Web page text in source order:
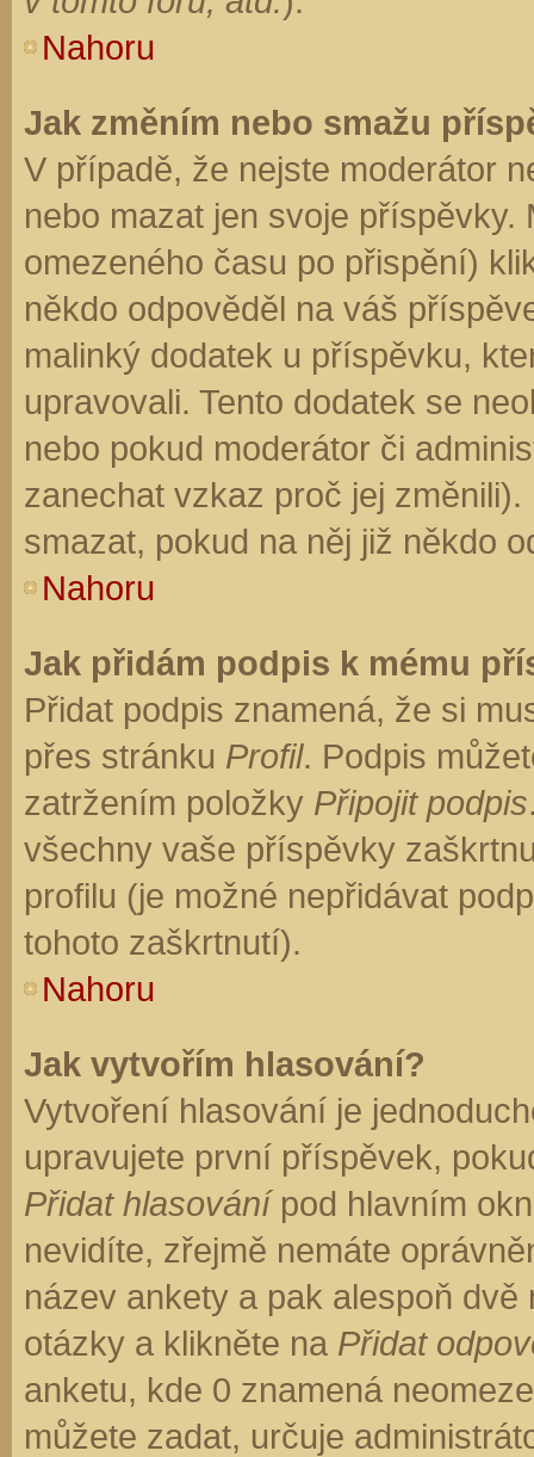
Nahoru
Jak změním nebo smažu
V případě, že nejste moderátor
nebo mazat jen svoje
omezeného času po přispění)
někdo odpověděl na váš
malinký dodatek u příspěvku,
upravovali. Tento dodatek se
nebo pokud moderátor či
zanechat vzkaz proč jej
smazat, pokud na něj již někdo
Nahoru
Jak přidám podpis k mému
Přidat podpis znamená, že si
přes stránku Profil. Podpis
zatržením položky Připojit podpis
všechny vaše příspěvky
profilu (je možné nepřidávat
tohoto zaškrtnutí).
Nahoru
Jak vytvořím hlasování?
Vytvoření hlasování je
upravujete první příspěvek,
Přidat hlasovánípod hlavním
nevidíte, zřejmě nemáte
název ankety a pak alespoň
otázky a klikněte na Přidat
anketu, kde 0 znamená
můžete zadat, určuje